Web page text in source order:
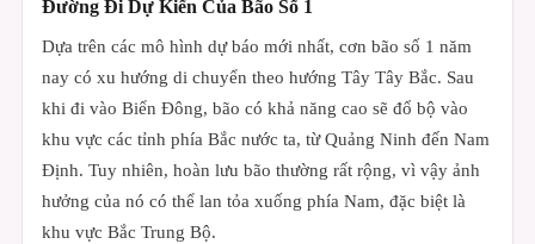
Đường Đi Dự Kiến Của Bão Số 1
Dựa trên các mô hình dự báo mới nhất, cơn bão số 1 năm
nay có xu hướng di chuyển theo hướng Tây Tây Bắc. Sau
khi đi vào Biển Đông, bão có khả năng cao sẽ đổ bộ vào
khu vực các tỉnh phía Bắc nước ta, từ Quảng Ninh đến Nam
Định. Tuy nhiên, hoàn lưu bão thường rất rộng, vì vậy ảnh
hưởng của nó có thể lan tỏa xuống phía Nam, đặc biệt là
khu vực Bắc Trung Bộ.